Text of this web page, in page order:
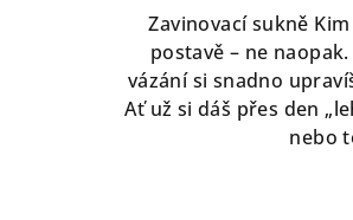
Zavinovací sukně
postavě – ne
vázání si snadno
Ať už si dáš přes den
nebo